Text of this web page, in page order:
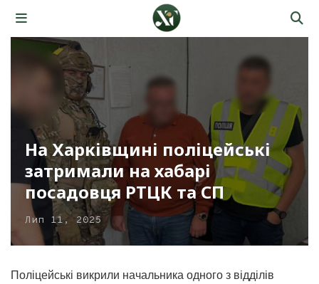
На Харківщині поліцейські
затримали на хабарі
посадовця РТЦК та СП
Лип 11, 2025
Поліцейські викрили начальника одного з відділів